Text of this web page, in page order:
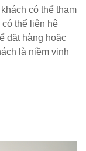
có thể tham
có thể liên hệ
đặt hàng hoặc
là niềm vinh